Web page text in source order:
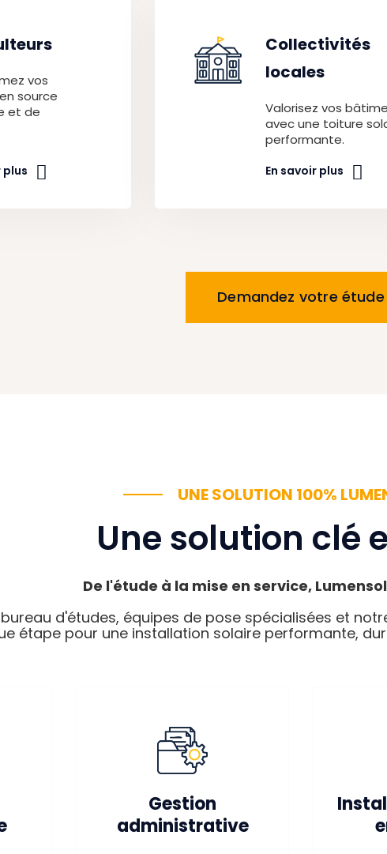
vos
source
et de
plus
Collectivités
locales
Valorisez vos
avec une toiture
performante.
En savoir plus
Demandez votre étude
UNE SOLUTION 100%
Une solution clé
De l'étude à la mise en service,
d'études, équipes de pose spécialisées et
étape pour une installation solaire performante,
Gestion
administrative